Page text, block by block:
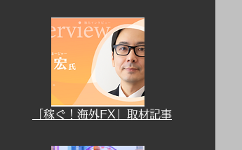
「稼ぐ！海外FX」取材記事